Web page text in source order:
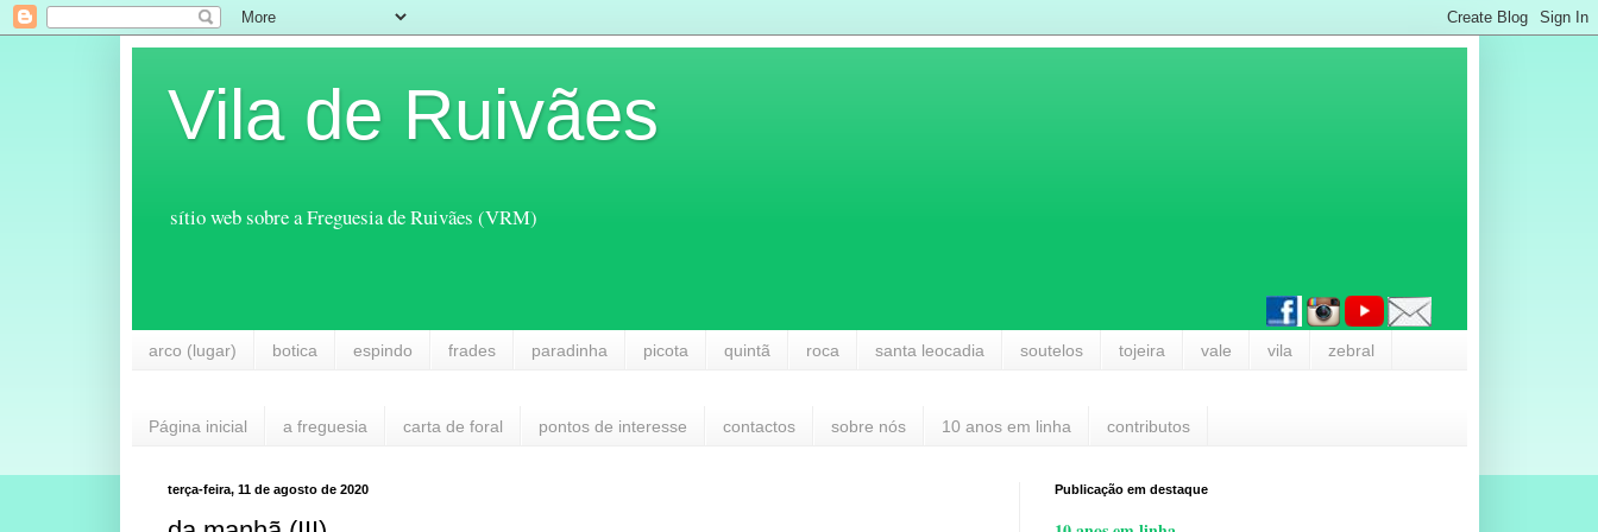
Vila de Ruivães
sítio web sobre a Freguesia de Ruivães (VRM)
arco (lugar) botica espindo frades paradinha picota quintã roca santa leocadia soutelos tojeira vale vila zebral
Página inicial a freguesia carta de foral pontos de interesse contactos sobre nós 10 anos em linha contributos
terça-feira, 11 de agosto de 2020 Publicação em destaque